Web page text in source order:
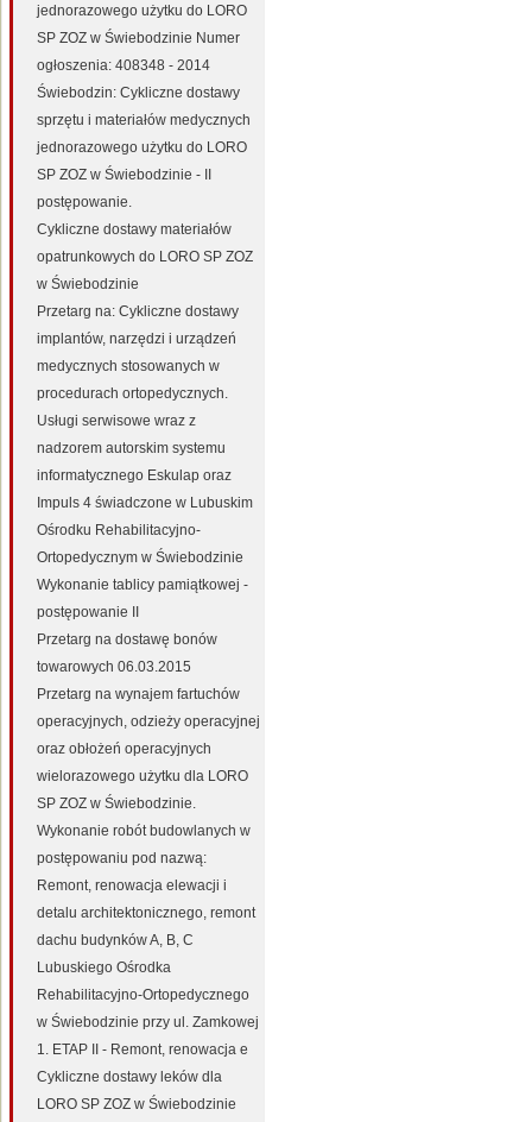
jednorazowego użytku do LORO
SP ZOZ w Świebodzinie Numer
ogłoszenia: 408348 - 2014
Świebodzin: Cykliczne dostawy
sprzętu i materiałów medycznych
jednorazowego użytku do LORO
SP ZOZ w Świebodzinie - II
postępowanie.
Cykliczne dostawy materiałów
opatrunkowych do LORO SP ZOZ
w Świebodzinie
Przetarg na: Cykliczne dostawy
implantów, narzędzi i urządzeń
medycznych stosowanych w
procedurach ortopedycznych.
Usługi serwisowe wraz z
nadzorem autorskim systemu
informatycznego Eskulap oraz
Impuls 4 świadczone w Lubuskim
Ośrodku Rehabilitacyjno-
Ortopedycznym w Świebodzinie
Wykonanie tablicy pamiątkowej -
postępowanie II
Przetarg na dostawę bonów
towarowych 06.03.2015
Przetarg na wynajem fartuchów
operacyjnych, odzieży operacyjnej
oraz obłożeń operacyjnych
wielorazowego użytku dla LORO
SP ZOZ w Świebodzinie.
Wykonanie robót budowlanych w
postępowaniu pod nazwą:
Remont, renowacja elewacji i
detalu architektonicznego, remont
dachu budynków A, B, C
Lubuskiego Ośrodka
Rehabilitacyjno-Ortopedycznego
w Świebodzinie przy ul. Zamkowej
1. ETAP II - Remont, renowacja e
Cykliczne dostawy leków dla
LORO SP ZOZ w Świebodzinie